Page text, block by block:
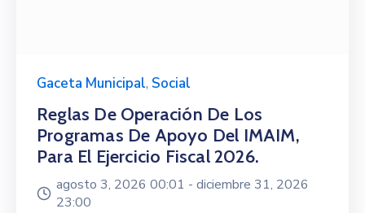
Gaceta Municipal, Social
Reglas De Operación De Los
Programas De Apoyo Del IMAIM,
Para El Ejercicio Fiscal 2026.
agosto 3, 2026 00:01 - diciembre 31, 2026
23:00